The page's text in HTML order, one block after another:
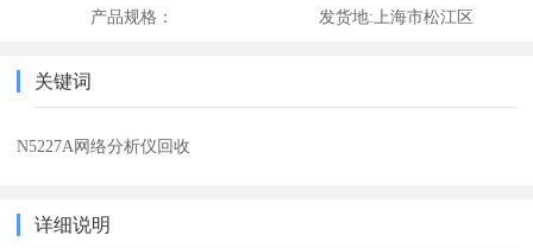
产品规格： 发货地:上海市松江区
关键词
N5227A网络分析仪回收
详细说明